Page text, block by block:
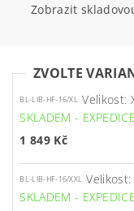
Zobrazit
ZVOLTE
BL-LIB-HF-16/XL Velikost:
SKLADEM -
1 849 Kč
BL-LIB-HF-16/XXL Velikost:
SKLADEM -